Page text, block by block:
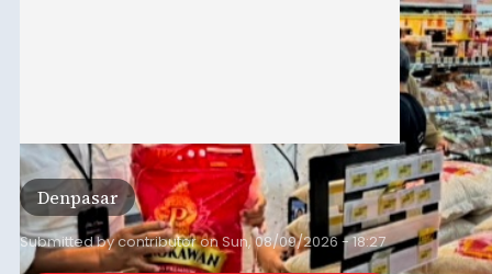
Denpasar
Submitted bycontributoronSun, 08/09/2026 - 18:27